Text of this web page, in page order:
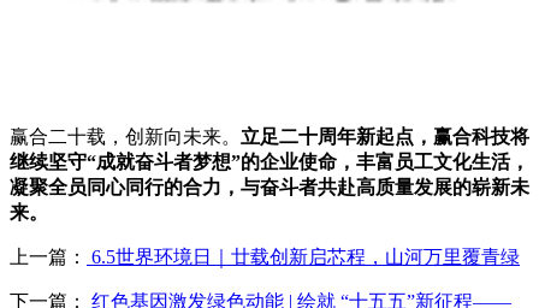
赢合二十载，创新向未来。 立足二十周年新起点，赢合科技将
继续坚守“成就奋斗者梦想”的企业使命，丰富员工文化生活，
凝聚全员同心同行的合力，与奋斗者共赴高质量发展的崭新未
来。
上一篇： 6.5世界环境日｜廿载创新启芯程，山河万里覆青绿
下一篇：
红色基因激发绿色动能 | 绘就 “十五五”新征程——